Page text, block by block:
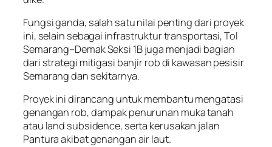
Fungsi ganda, salah satu nilai penting dari proyek
ini, selain sebagai infrastruktur transportasi, Tol
Semarang–Demak Seksi 1B juga menjadi bagian
dari strategi mitigasi banjir rob di kawasan pesisir
Semarang dan sekitarnya.
Proyek ini dirancang untuk membantu mengatasi
genangan rob, dampak penurunan muka tanah
atau land subsidence, serta kerusakan jalan
Pantura akibat genangan air laut.